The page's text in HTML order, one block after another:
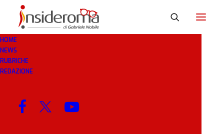
HOME
NEWS
RUBRICHE
REDAZIONE
HUMMELS
MENU